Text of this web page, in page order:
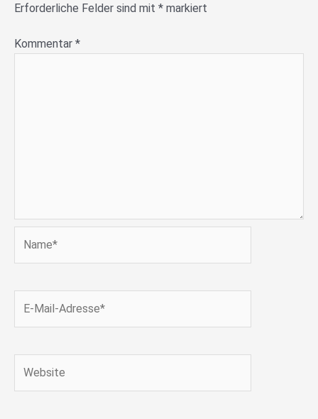
Erforderliche Felder sind mit * markiert
Kommentar *
Mail-